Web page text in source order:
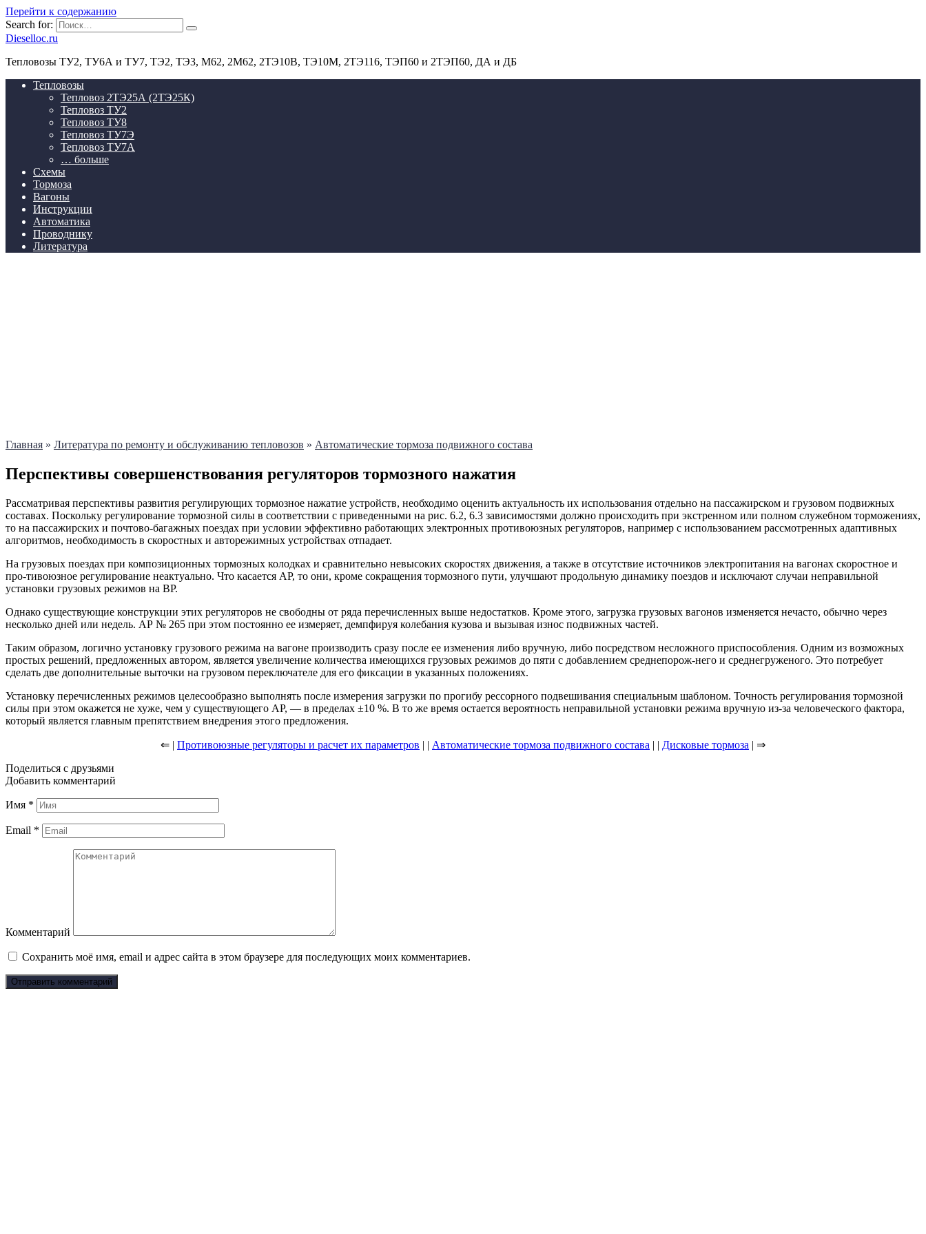
Перейти к содержанию
Search for:
Dieselloc.ru
Тепловозы ТУ2, ТУ6А и ТУ7, ТЭ2, ТЭ3, М62, 2М62, 2ТЭ10В, ТЭ10М, 2ТЭ116, ТЭП60 и 2ТЭП60, ДА и ДБ
Тепловозы
Тепловоз 2ТЭ25А (2ТЭ25К)
Тепловоз ТУ2
Тепловоз ТУ8
Тепловоз ТУ7Э
Тепловоз ТУ7А
… больше
Схемы
Тормоза
Вагоны
Инструкции
Автоматика
Проводнику
Литература
Главная » Литература по ремонту и обслуживанию тепловозов » Автоматические тормоза подвижного состава
Перспективы совершенствования регуляторов тормозного нажатия
Рассматривая перспективы развития регулирующих тормозное нажатие устройств, необходимо оценить актуальность их использования отдельно на пассажирском и грузовом подвижных
составах. Поскольку регулирование тормозной силы в соответствии с приведенными на рис. 6.2, 6.3 зависимостями должно происходить при экстренном или полном служебном торможениях,
то на пассажирских и почтово-багажных поездах при условии эффективно работающих электронных противоюзных регуляторов, например с использованием рассмотренных адаптивных
алгоритмов, необходимость в скоростных и авторежимных устройствах отпадает.
На грузовых поездах при композиционных тормозных колодках и сравнительно невысоких скоростях движения, а также в отсутствие источников электропитания на вагонах скоростное и
про-тивоюзное регулирование неактуально. Что касается АР, то они, кроме сокращения тормозного пути, улучшают продольную динамику поездов и исключают случаи неправильной
установки грузовых режимов на ВР.
Однако существующие конструкции этих регуляторов не свободны от ряда перечисленных выше недостатков. Кроме этого, загрузка грузовых вагонов изменяется нечасто, обычно через
несколько дней или недель. АР № 265 при этом постоянно ее измеряет, демпфируя колебания кузова и вызывая износ подвижных частей.
Таким образом, логично установку грузового режима на вагоне производить сразу после ее изменения либо вручную, либо посредством несложного приспособления. Одним из возможных
простых решений, предложенных автором, является увеличение количества имеющихся грузовых режимов до пяти с добавлением среднепорож-него и среднегруженого. Это потребует
сделать две дополнительные выточки на грузовом переключателе для его фиксации в указанных положениях.
Установку перечисленных режимов целесообразно выполнять после измерения загрузки по прогибу рессорного подвешивания специальным шаблоном. Точность регулирования тормозной
силы при этом окажется не хуже, чем у существующего АР, — в пределах ±10 %. В то же время остается вероятность неправильной установки режима вручную из-за человеческого фактора,
который является главным препятствием внедрения этого предложения.
⇐ | Противоюзные регуляторы и расчет их параметров | | Автоматические тормоза подвижного состава | | Дисковые тормоза | ⇒
Поделиться с друзьями
Добавить комментарий
Имя *
Email *
Комментарий
Сохранить моё имя, email и адрес сайта в этом браузере для последующих моих комментариев.